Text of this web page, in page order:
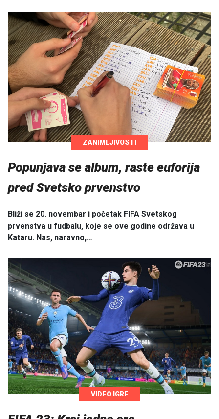
ZANIMLJIVOSTI
Popunjava se album, raste euforija
pred Svetsko prvenstvo
Bliži se 20. novembar i početak FIFA Svetskog
prvenstva u fudbalu, koje se ove godine održava u
Kataru. Nas, naravno,…
VIDEO IGRE